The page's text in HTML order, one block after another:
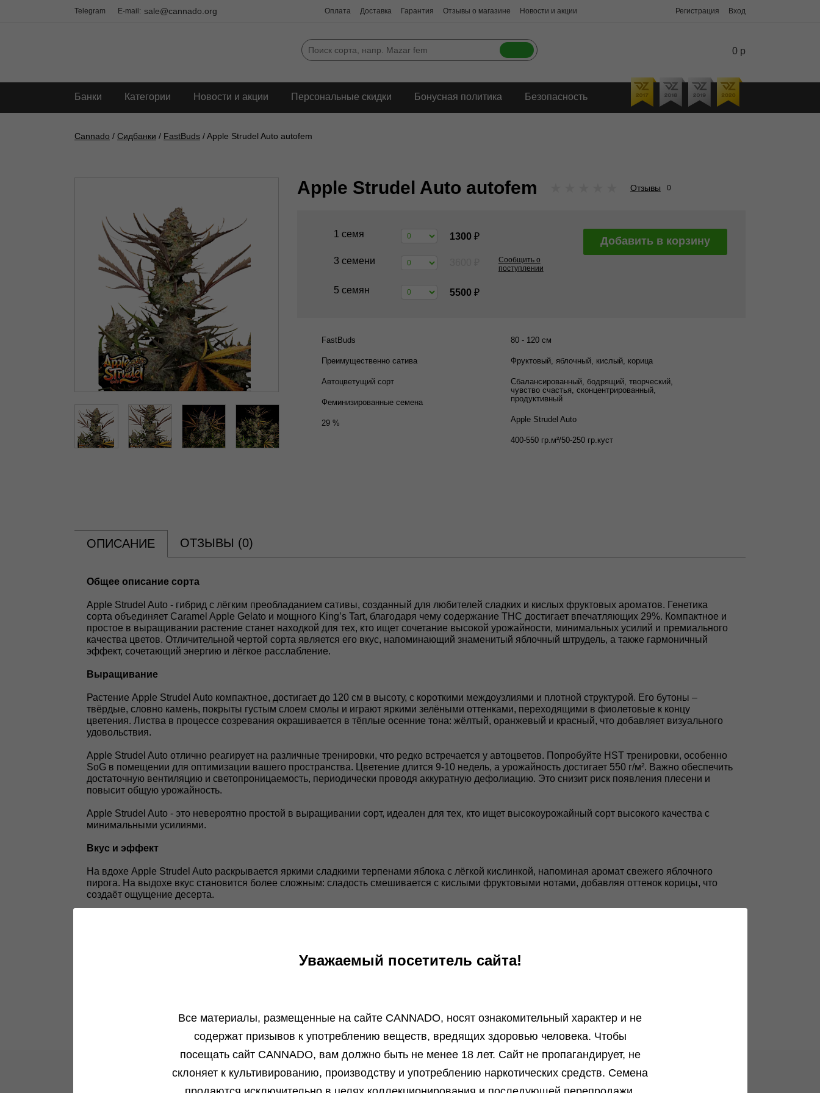
Telegram E-mail: sale@cannado.org Оплата Доставка Гарантия Отзывы о магазине Новости и акции Регистрация Вход
0 р
Банки Категории Новости и акции Персональные скидки Бонусная политика Безопасность
Cannado / Сидбанки / FastBuds / Apple Strudel Auto autofem
Apple Strudel Auto autofem Отзывы 0
1 семя 1300 ₽
3 семени
Сообщить о
поступлении
5 семян 5500 ₽
Добавить в корзину
FastBuds
Преимущественно сатива
Автоцветущий сорт
Феминизированные семена
29 %
80 - 120 см
Фруктовый, яблочный, кислый, корица
Сбалансированный, бодрящий, творческий,
чувство счастья, сконцентрированный,
продуктивный
Apple Strudel Auto
400-550 гр.м²/50-250 гр.куст
ОПИСАНИЕ ОТЗЫВЫ (0)
Общее описание сорта
Apple Strudel Auto - гибрид с лёгким преобладанием сативы, созданный для любителей сладких и кислых фруктовых ароматов. Генетика
сорта объединяет Caramel Apple Gelato и мощного King’s Tart, благодаря чему содержание THC достигает впечатляющих 29%. Компактное и
простое в выращивании растение станет находкой для тех, кто ищет сочетание высокой урожайности, минимальных усилий и премиального
качества цветов. Отличительной чертой сорта является его вкус, напоминающий знаменитый яблочный штрудель, а также гармоничный
эффект, сочетающий энергию и лёгкое расслабление.
Выращивание
Растение Apple Strudel Auto компактное, достигает до 120 см в высоту, с короткими междоузлиями и плотной структурой. Его бутоны –
твёрдые, словно камень, покрыты густым слоем смолы и играют яркими зелёными оттенками, переходящими в фиолетовые к концу
цветения. Листва в процессе созревания окрашивается в тёплые осенние тона: жёлтый, оранжевый и красный, что добавляет визуального
удовольствия.
Apple Strudel Auto отлично реагирует на различные тренировки, что редко встречается у автоцветов. Попробуйте HST тренировки, особенно
SoG в помещении для оптимизации вашего пространства. Цветение длится 9-10 недель, а урожайность достигает 550 г/м². Важно обеспечить
достаточную вентиляцию и светопроницаемость, периодически проводя аккуратную дефолиацию. Это снизит риск появления плесени и
повысит общую урожайность.
Apple Strudel Auto - это невероятно простой в выращивании сорт, идеален для тех, кто ищет высокоурожайный сорт высокого качества с
минимальными усилиями.
Вкус и эффект
На вдохе Apple Strudel Auto раскрывается яркими сладкими терпенами яблока с лёгкой кислинкой, напоминая аромат свежего яблочного
пирога. На выдохе вкус становится более сложным: сладость смешивается с кислыми фруктовыми нотами, добавляя оттенок корицы, что
создаёт ощущение десерта.
Уважаемый посетитель сайта!
Все материалы, размещенные на сайте СANNADO, носят ознакомительный характер и не
содержат призывов к употреблению веществ, вредящих здоровью человека. Чтобы
посещать сайт CANNADO, вам должно быть не менее 18 лет. Сайт не пропагандирует, не
склоняет к культивированию, производству и употреблению наркотических средств. Семена